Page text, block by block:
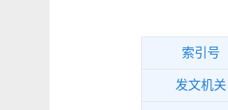
索引号
发文机关